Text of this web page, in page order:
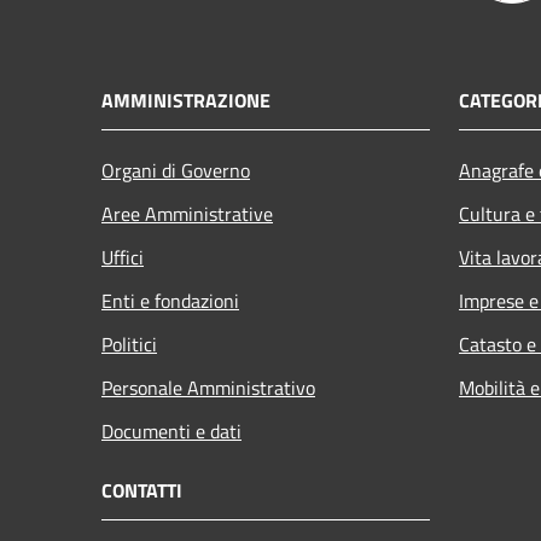
AMMINISTRAZIONE
Organi di Governo
Aree Amministrative
Uffici
Enti e fondazioni
Politici
Personale Amministrativo
Documenti e dati
Cultura
Vita
Imprese
Catasto
Mobilità
CONTATTI